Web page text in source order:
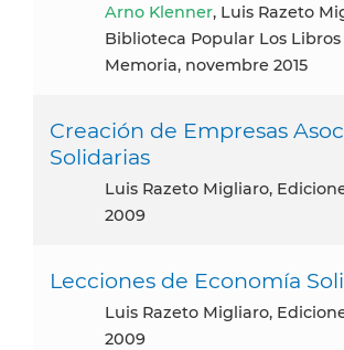
Arno Klenner, Luis Razeto
Biblioteca Popular Los
Memoria, novembre 2015
Creación de Empresas
Solidarias
Luis Razeto Migliaro, Ediciones Uvirtual.net,
2009
Lecciones de Economía
Luis Razeto Migliaro, Ediciones Uvirtual.net,
2009